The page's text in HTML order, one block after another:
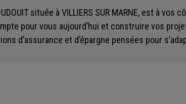
située à VILLIERS SUR MARNE, est à
pour vous aujourd’hui et construire vos
d’assurance et d’épargne pensées pour